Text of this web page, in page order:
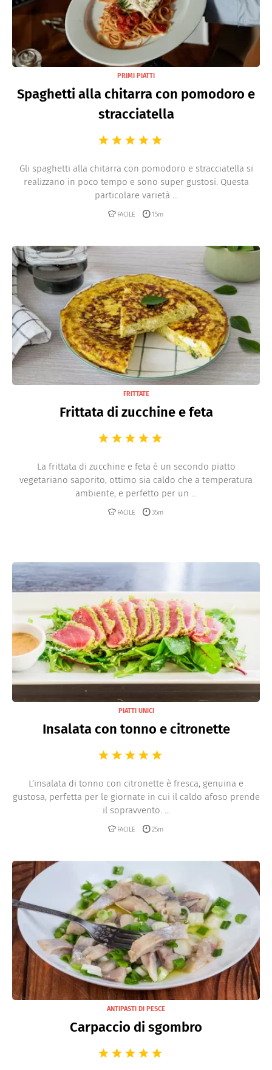
PRIMI PIATTI
Spaghetti alla chitarra con pomodoro e
stracciatella
Gli spaghetti alla chitarra con pomodoro e stracciatella si
realizzano in poco tempo e sono super gustosi. Questa
particolare varietà ...
FACILE 15m
FRITTATE
Frittata di zucchine e feta
La frittata di zucchine e feta è un secondo piatto
vegetariano saporito, ottimo sia caldo che a temperatura
ambiente, e perfetto per un ...
FACILE 35m
PIATTI UNICI
Insalata con tonno e citronette
L’insalata di tonno con citronette è fresca, genuina e
gustosa, perfetta per le giornate in cui il caldo afoso prende
il sopravvento. ...
FACILE 25m
ANTIPASTI DI PESCE
Carpaccio di sgombro